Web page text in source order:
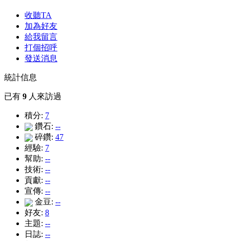
收聽TA
加為好友
給我留言
打個招呼
發送消息
統計信息
已有 9 人來訪過
積分: 7
鑽石: --
碎鑽: 47
經驗: 7
幫助: --
技術: --
貢獻: --
宣傳: --
金豆: --
好友: 8
主題: --
日誌: --